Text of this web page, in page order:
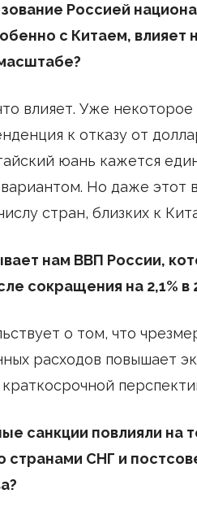
Россией
с Китаем, влияет
влияет. Уже
к отказу от
юань кажется
Но даже этот
стран, близких к
нам ВВП России,
сокращения на 2,1% в
о том, что
расходов повышает
санкции повлияли на
странами СНГ и